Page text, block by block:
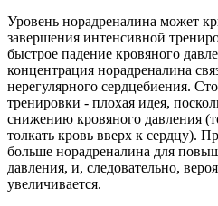
Уровень норадреналина может
завершения интенсивной
быстрое падение кровяного
концентрация норадреналина
нерегулярного сердцебиения.
тренировки - плохая идея,
снижению кровяного давления
толкать кровь вверх к сердцу).
больше норадреналина для
давления, и, следовательно,
увеличивается.